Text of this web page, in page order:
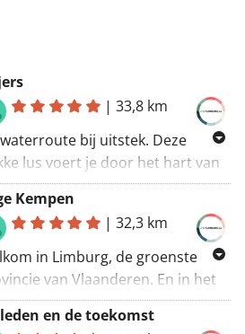
|33,8 km
bij uitstek. Deze
lus voert je door het hart van
met zijn 1001 vijvers en
domeinen. Je start in
Kiewit, vervolgens fiets je
Abdijsite Herkenrode én
Bokrijk. Daar doorkruis je
vijver, met het water aan
op ooghoogte. Beklim
Kempen
|32,3 km
in Limburg, de groenste
van Vlaanderen. En in het
Park Hoge Kempen, het
Nationale Park van
en de toekomst